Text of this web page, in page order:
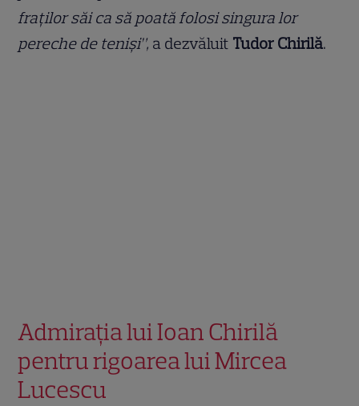
fraților săi ca să poată folosi singura lor
pereche de teniși”, a dezvăluit Tudor Chirilă.
Admirația lui Ioan Chirilă
pentru rigoarea lui Mircea
Lucescu